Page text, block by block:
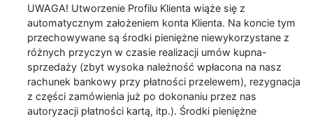
UWAGA! Utworzenie Profilu Klienta wiąże się z
automatycznym założeniem konta Klienta. Na koncie tym
przechowywane są środki pieniężne niewykorzystane z
różnych przyczyn w czasie realizacji umów kupna-
sprzedaży (zbyt wysoka należność wpłacona na nasz
rachunek bankowy przy płatności przelewem), rezygnacja
z części zamówienia już po dokonaniu przez nas
autoryzacji płatności kartą, itp.). Środki pieniężne